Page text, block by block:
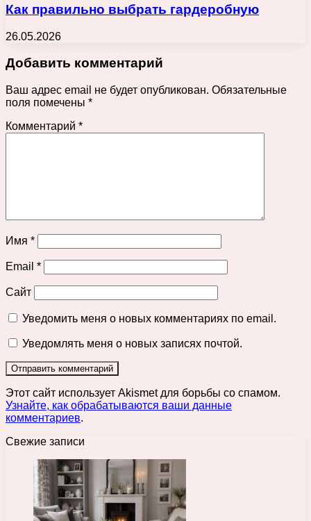
Как правильно выбрать гардеробную
26.05.2026
Добавить комментарий
Ваш адрес email не будет опубликован. Обязательные
поля помечены *
Комментарий *
Имя *
Email *
Сайт
Уведомить меня о новых комментариях по email.
Уведомлять меня о новых записях почтой.
Этот сайт использует Akismet для борьбы со спамом.
Узнайте, как обрабатываются ваши данные
комментариев.
Свежие записи